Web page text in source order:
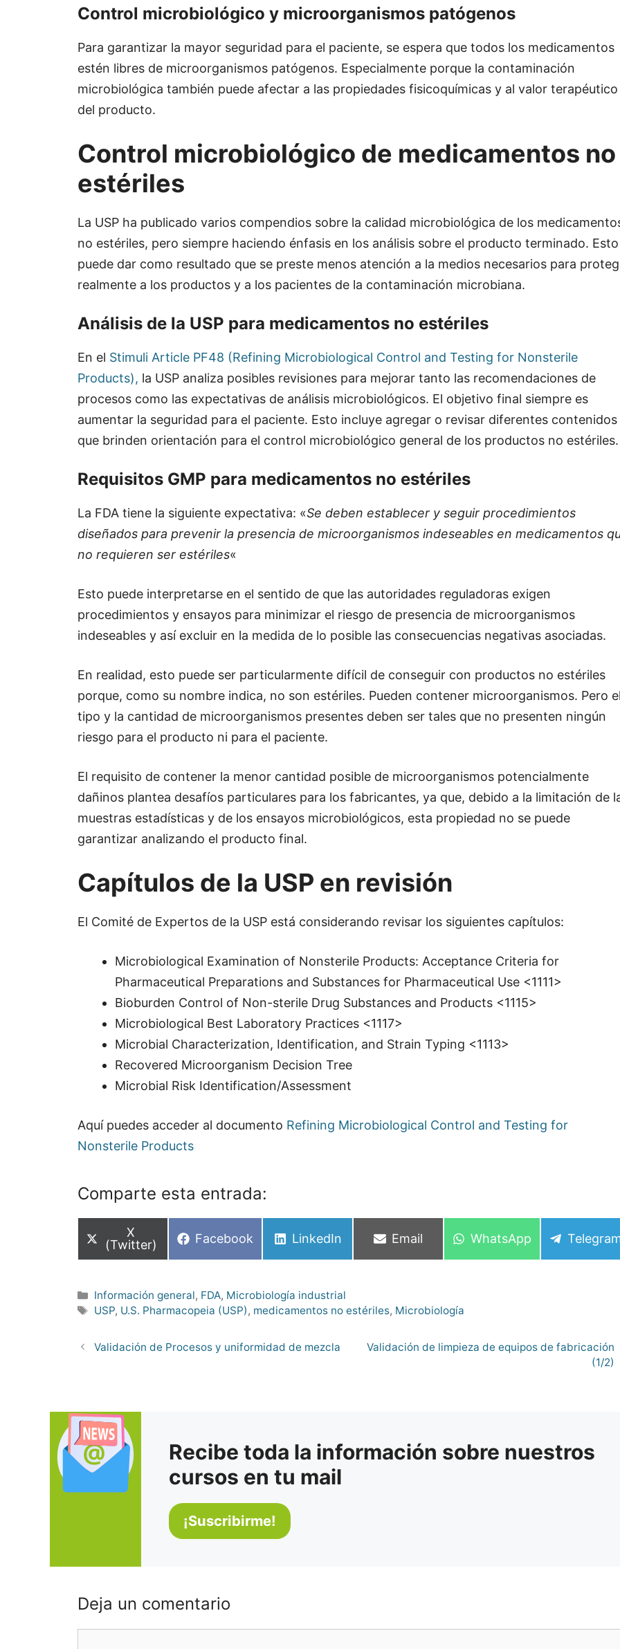
Control microbiológico y microorganismos patógenos
Para garantizar la mayor seguridad para el paciente, se espera que todos los medicamentos
estén libres de microorganismos patógenos. Especialmente porque la contaminación
microbiológica también puede afectar a las propiedades fisicoquímicas y al valor terapéutico
del producto.
Control microbiológico de medicamentos no
estériles
La USP ha publicado varios compendios sobre la calidad microbiológica de los
no estériles, pero siempre haciendo énfasis en los análisis sobre el producto terminado. Esto
puede dar como resultado que se preste menos atención a la medios necesarios para
realmente a los productos y a los pacientes de la contaminación microbiana.
Análisis de la USP para medicamentos no estériles
En el Stimuli Article PF48 (Refining Microbiological Control and Testing for Nonsterile
Products), la USP analiza posibles revisiones para mejorar tanto las recomendaciones de
procesos como las expectativas de análisis microbiológicos. El objetivo final siempre es
aumentar la seguridad para el paciente. Esto incluye agregar o revisar diferentes contenidos
que brinden orientación para el control microbiológico general de los productos no estériles.
Requisitos GMP para medicamentos no estériles
La FDA tiene la siguiente expectativa: «Se deben establecer y seguir procedimientos
diseñados para prevenir la presencia de microorganismos indeseables en medicamentos
no requieren ser estériles«
Esto puede interpretarse en el sentido de que las autoridades reguladoras exigen
procedimientos y ensayos para minimizar el riesgo de presencia de microorganismos
indeseables y así excluir en la medida de lo posible las consecuencias negativas asociadas.
En realidad, esto puede ser particularmente difícil de conseguir con productos no estériles
porque, como su nombre indica, no son estériles. Pueden contener microorganismos. Pero
tipo y la cantidad de microorganismos presentes deben ser tales que no presenten ningún
riesgo para el producto ni para el paciente.
El requisito de contener la menor cantidad posible de microorganismos potencialmente
dañinos plantea desafíos particulares para los fabricantes, ya que, debido a la limitación de
muestras estadísticas y de los ensayos microbiológicos, esta propiedad no se puede
garantizar analizando el producto final.
Capítulos de la USP en revisión
El Comité de Expertos de la USP está considerando revisar los siguientes capítulos:
Microbiological Examination of Nonsterile Products: Acceptance Criteria for
Pharmaceutical Preparations and Substances for Pharmaceutical Use <1111>
Bioburden Control of Non-sterile Drug Substances and Products <1115>
Microbiological Best Laboratory Practices <1117>
Microbial Characterization, Identification, and Strain Typing <1113>
Recovered Microorganism Decision Tree
Microbial Risk Identification/Assessment
Aquí puedes acceder al documento Refining Microbiological Control and Testing for
Nonsterile Products
Comparte esta entrada:
Compartir
en
X
(Twitter)
Compartir
Facebook
Compartir
LinkedIn
Compartir
Email
Compartir
WhatsApp
Categorías
Información general, FDA, Microbiología industrial
Etiquetas
USP, U.S. Pharmacopeia (USP), medicamentos no estériles, Microbiología
Validación de Procesos y uniformidad de mezcla
Validación de limpieza de equipos de fabricación
(1/2)
Recibe toda la información sobre nuestros
cursos en tu mail
Deja un comentario